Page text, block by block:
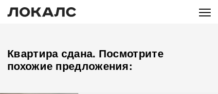
Квартира сдана. Посмотрите
похожие предложения: